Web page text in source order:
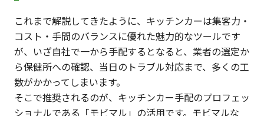
これまで解説してきたように、キッチンカーは集客力・
コスト・手間のバランスに優れた魅力的なツールです
が、いざ自社で一から手配するとなると、業者の選定か
ら保健所への確認、当日のトラブル対応まで、多くの工
数がかかってしまいます。
そこで推奨されるのが、キッチンカー手配のプロフェッ
ショナルである「モビマル」の活用です。モビマルな